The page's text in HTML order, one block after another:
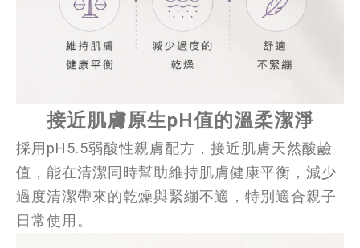
接近肌膚原生pH值的溫柔潔淨
採用pH5.5弱酸性親膚配方，接近肌膚天然酸鹼
值，能在清潔同時幫助維持肌膚健康平衡，減少
過度清潔帶來的乾燥與緊繃不適，特別適合親子
日常使用。